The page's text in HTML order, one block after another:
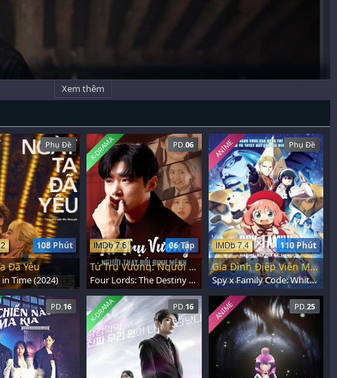
Xem thêm
Phụ Đề
108 Phút
Đã Yêu
Time (2024)
PD. 06
06 Tập
IMDb 7.6
K-DRAMA
Tứ Trụ Vương: Người Thay Đổi Định Mệnh
Four Lords: The Destiny Changer (2024)
Phụ Đề
110 Phút
IMDb 7.4
ANIME
Gia Đình Điệp Viên Mã: Trắng
Spy x Family Code: White (2023)
PD. 16 PD. 16
K-DRAMA PD. 25
ANIME